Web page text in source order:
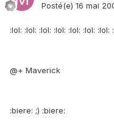
Posté(e) 16 mai
:lol: :lol: :lol: :lol: :lol: :lol: :lol:
@+ Maverick
:biere: ;) :biere: